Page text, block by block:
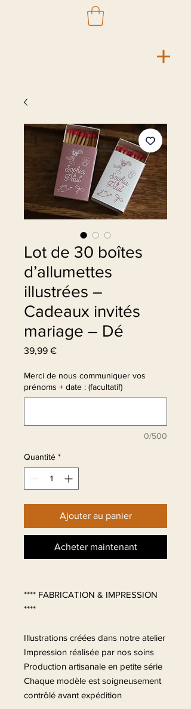
Lot de 30 boîtes
d’allumettes
illustrées –
Cadeaux invités
mariage – Dé
39,99 €Prix
Merci de nous communiquer vos
prénoms + date : (facultatif)
0/500
Quantité *
Ajouter au panier
Acheter maintenant
**** FABRICATION & IMPRESSION
****
Illustrations créées dans notre atelier
Impression réalisée par nos soins
Production artisanale en petite série
Chaque modèle est soigneusement
contrôlé avant expédition